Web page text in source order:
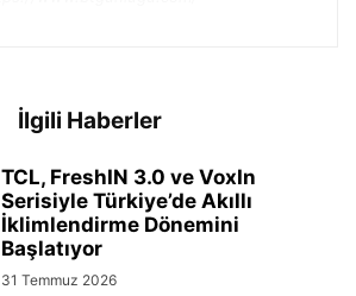
İlgili Haberler
TCL, FreshIN 3.0 ve VoxIn
Serisiyle Türkiye’de Akıllı
İklimlendirme Dönemini
Başlatıyor
31 Temmuz 2026